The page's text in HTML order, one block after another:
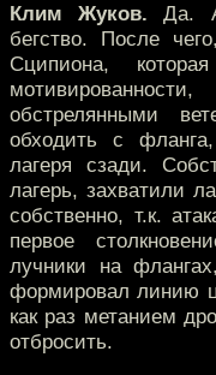
Клим Жуков. Да.
бегство. После
Сципиона,
обстрелянными
обходить с
лагеря сзади.
лагерь, захватили
собственно, т.к.
первое
лучники на
формировал линию
как раз метанием
отбросить.